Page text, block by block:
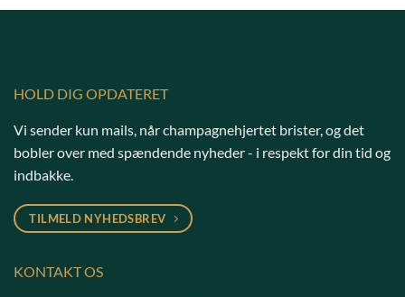
HOLD DIG OPDATERET
Vi sender kun mails, når champagnehjertet brister, og det
bobler over med spændende nyheder - i respekt for din tid og
indbakke.
TILMELD NYHEDSBREV
KONTAKT OS